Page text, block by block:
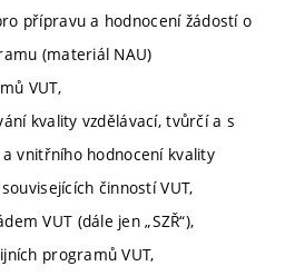
přípravu a hodnocení žádostí o
(materiál NAU)
VUT,
kvality vzdělávací, tvůrčí a s
vnitřního hodnocení kvality
činností VUT,
VUT (dále jen „SZŘ“),
programů VUT,